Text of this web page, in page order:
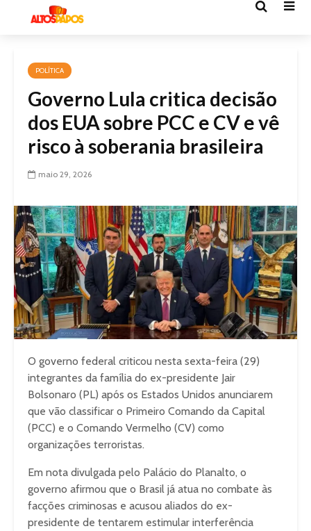
POLÍTICA
Governo Lula critica decisão
dos EUA sobre PCC e CV e vê
risco à soberania brasileira
maio 29, 2026
O governo federal criticou nesta sexta-feira (29)
integrantes da família do ex-presidente Jair
Bolsonaro (PL) após os Estados Unidos anunciarem
que vão classificar o Primeiro Comando da Capital
(PCC) e o Comando Vermelho (CV) como
organizações terroristas.
Em nota divulgada pelo Palácio do Planalto, o
governo afirmou que o Brasil já atua no combate às
facções criminosas e acusou aliados do ex-
presidente de tentarem estimular interferência